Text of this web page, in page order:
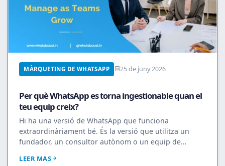
MÀRQUETING DE WHATSAPP 25 de juny 2026
Per què WhatsApp es torna ingestionable quan el
teu equip creix?
Hi ha una versió de WhatsApp que funciona
extraordinàriament bé. És la versió que utilitza un
fundador, un consultor autònom o un equip de
LEER MAS